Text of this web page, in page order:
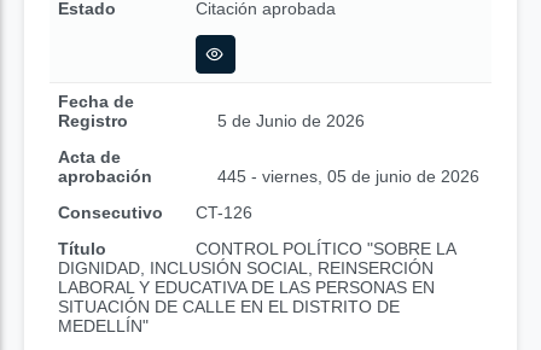
Estado
Citación aprobada
Fecha de
Registro
5 de Junio de 2026
Acta de
aprobación
445 - viernes, 05 de junio de 2026
Consecutivo
CT-126
Título
CONTROL POLÍTICO "SOBRE LA
DIGNIDAD, INCLUSIÓN SOCIAL, REINSERCIÓN
LABORAL Y EDUCATIVA DE LAS PERSONAS EN
SITUACIÓN DE CALLE EN EL DISTRITO DE
MEDELLÍN"